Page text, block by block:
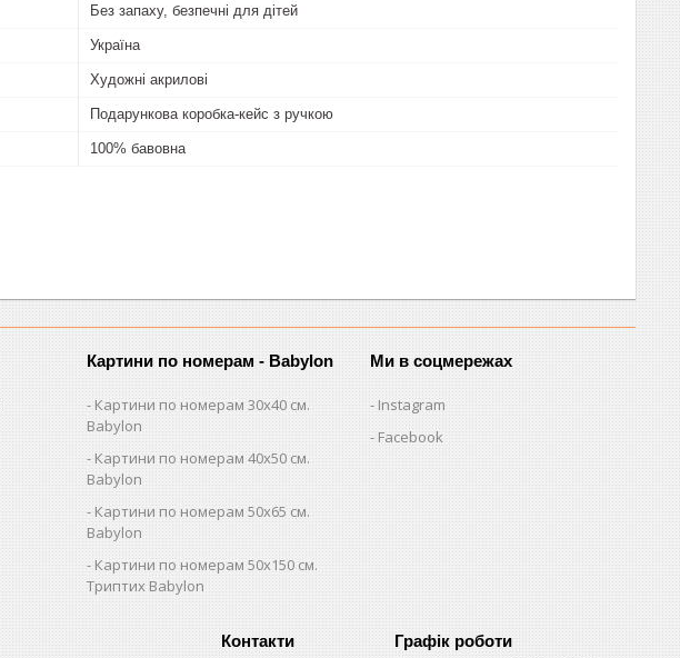
Без запаху, безпечні для дітей
Україна
Художні акрилові
Подарункова коробка-кейс з ручкою
100% бавовна
Картини по номерам - Babylon
Картини по номерам 30х40 см.
Babylon
Картини по номерам 40х50 см.
Babylon
Картини по номерам 50х65 см.
Babylon
Картини по номерам 50х150 см.
Триптих Babylon
Ми в соцмережах
Instagram
Facebook
Графік роботи